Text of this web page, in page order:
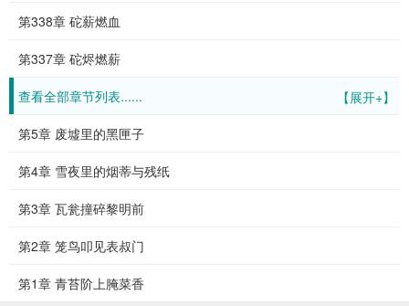
第338章 砣薪燃血
第337章 砣烬燃薪
【展开+】
查看全部章节列表......
第5章 废墟里的黑匣子
第4章 雪夜里的烟蒂与残纸
第3章 瓦瓮撞碎黎明前
第2章 笼鸟叩见表叔门
第1章 青苔阶上腌菜香